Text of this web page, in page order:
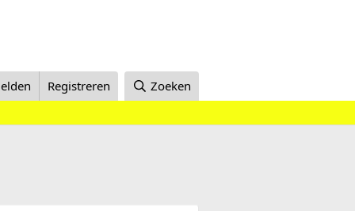
Registreren Zoeken